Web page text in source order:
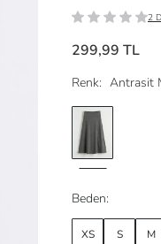
2
299,99 TL
Renk: Antrasit
Beden:
XS S M